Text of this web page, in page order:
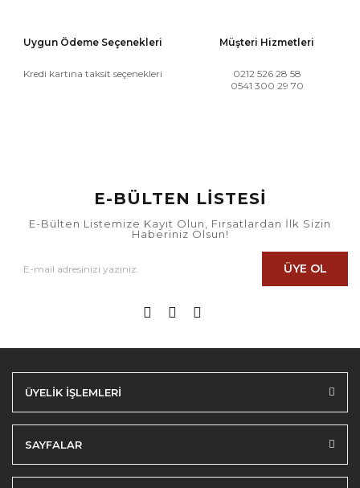
Uygun Ödeme Seçenekleri
Kredi kartına taksit seçenekleri
Müşteri Hizmetleri
0212 526 28 58
0541 300 29 70
E-BÜLTEN LİSTESİ
E-Bülten Listemize Kayıt Olun, Fırsatlardan İlk Sizin
Haberiniz Olsun!
ÜYE OL
ÜYELİK İŞLEMLERİ
SAYFALAR